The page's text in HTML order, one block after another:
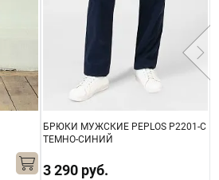
БРЮКИ МУЖСКИЕ PEPLOS P2201-C
ТЕМНО-СИНИЙ
3 290 руб.